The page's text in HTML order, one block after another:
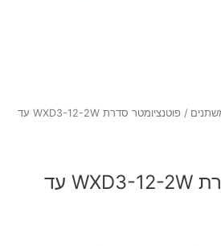
/ פוטנציומטר סדרת WXD3-12-2W עד
פוטנציומטר סדרת WXD3-12-2W עד